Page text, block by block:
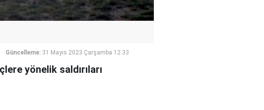
Güncelleme: 31 Mayıs 2023 Çarşamba 12:33
yönelik saldırıları